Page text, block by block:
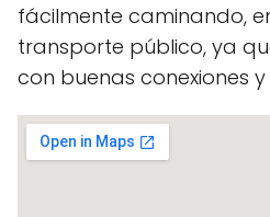
fácilmente caminando,
transporte público, ya
con buenas conexiones